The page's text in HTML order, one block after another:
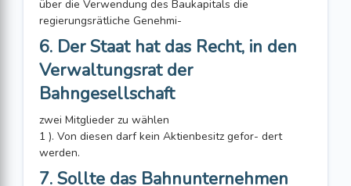
über die Verwendung des Baukapitals die
regierungsrätliche Genehmi-
6. Der Staat hat das Recht, in den
Verwaltungsrat der
Bahngesellschaft
zwei Mitglieder zu wählen
1 ). Von diesen darf kein Aktienbesitz gefor- dert
werden.
7. Sollte das Bahnunternehmen